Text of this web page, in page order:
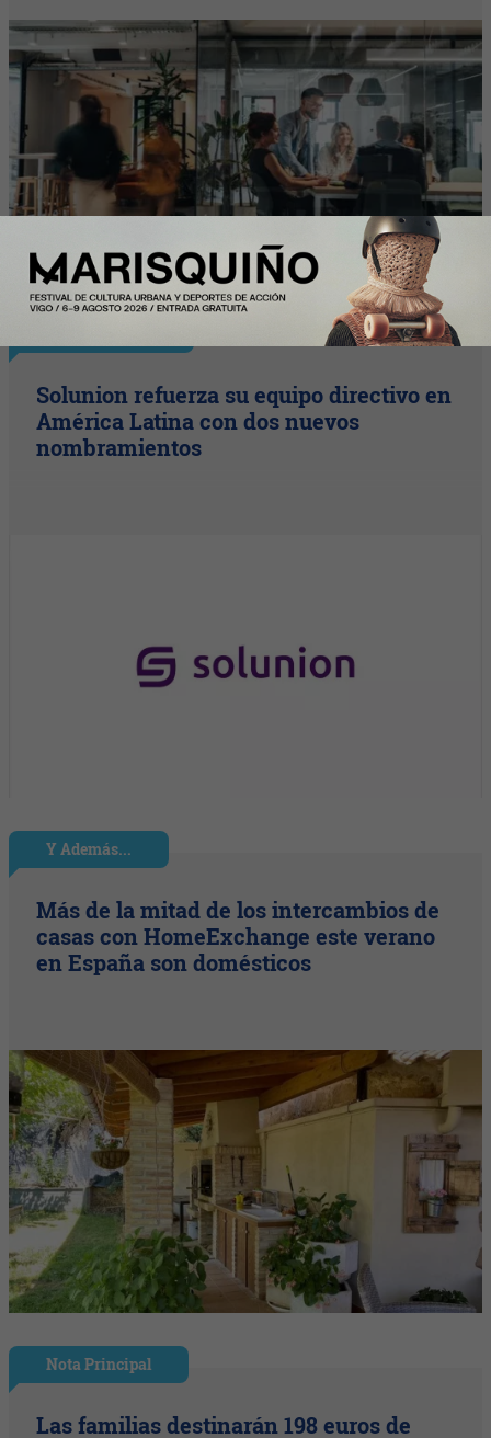
Solunion refuerza su equipo directivo en
América Latina con dos nuevos
nombramientos
Y Además...
Más de la mitad de los intercambios de
casas con HomeExchange este verano
en España son domésticos
Nota Principal
Las familias destinarán 198 euros de